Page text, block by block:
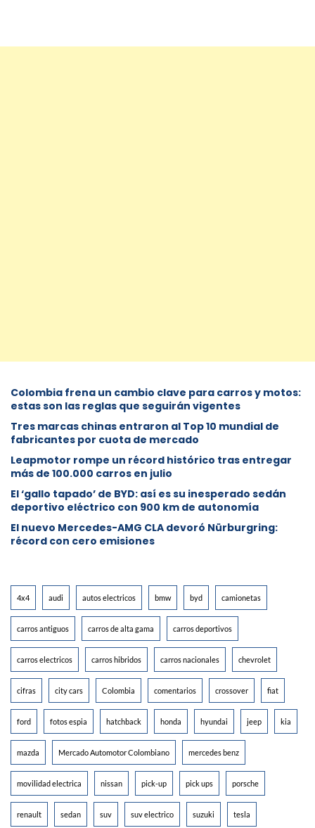
Colombia frena un cambio clave para carros y motos:
estas son las reglas que seguirán vigentes
Tres marcas chinas entraron al Top 10 mundial de
fabricantes por cuota de mercado
Leapmotor rompe un récord histórico tras entregar
más de 100.000 carros en julio
El ‘gallo tapado’ de BYD: así es su inesperado sedán
deportivo eléctrico con 900 km de autonomía
El nuevo Mercedes-AMG CLA devoró Nürburgring:
récord con cero emisiones
4x4 audi autos electricos bmw byd camionetas
carros antiguos carros de alta gama carros deportivos
carros electricos carros hibridos carros nacionales chevrolet
cifras city cars Colombia comentarios crossover fiat
ford fotos espia hatchback honda hyundai jeep kia
mazda Mercado Automotor Colombiano mercedes benz
movilidad electrica nissan pick-up pick ups porsche
renault sedan suv suv electrico suzuki tesla